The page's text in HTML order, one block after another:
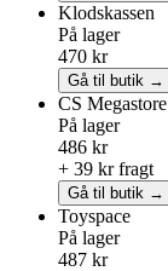
Klodskassen
På lager
470 kr
Gå til butik →
CS Megastore
På lager
486 kr
+ 39 kr fragt
Gå til butik →
Toyspace
På lager
487 kr